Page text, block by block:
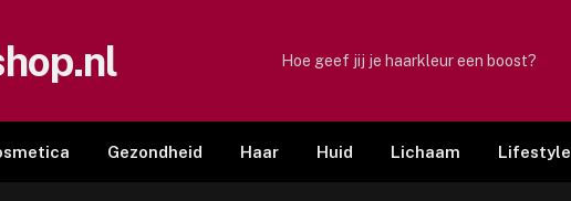
Hoe geef jij je haarkleur een boost?
Gezondheid Haar Huid Lichaam Lifestyle